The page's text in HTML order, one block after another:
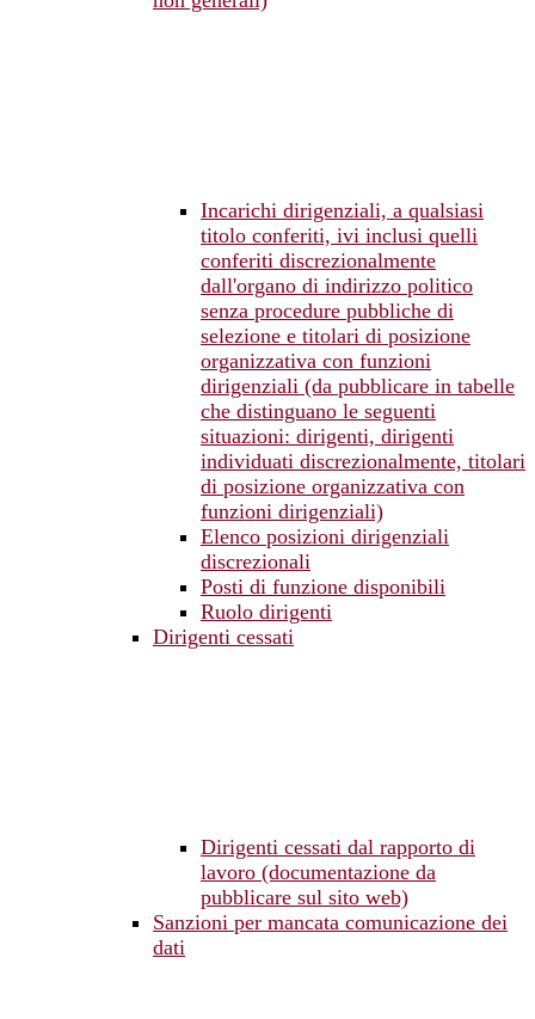
Incarichi dirigenziali, a qualsiasi
titolo conferiti, ivi inclusi quelli
conferiti discrezionalmente
dall'organo di indirizzo politico
senza procedure pubbliche di
selezione e titolari di posizione
organizzativa con funzioni
dirigenziali (da pubblicare in tabelle
che distinguano le seguenti
situazioni: dirigenti, dirigenti
individuati discrezionalmente, titolari
di posizione organizzativa con
funzioni dirigenziali)
Elenco posizioni dirigenziali
discrezionali
Posti di funzione disponibili
Ruolo dirigenti
Dirigenti cessati
Dirigenti cessati dal rapporto di
lavoro (documentazione da
pubblicare sul sito web)
Sanzioni per mancata comunicazione dei
dati